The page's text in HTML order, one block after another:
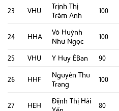
23 VHU
Trịnh Thị
Trâm Anh
100
24 HHA
Võ Huỳnh
Như Ngọc
100
25 VHU Y Huy ÊBan 90
26 HHF
Nguyễn Thu
Trang
100
27 HEH
Điịnh Thị Hải
80